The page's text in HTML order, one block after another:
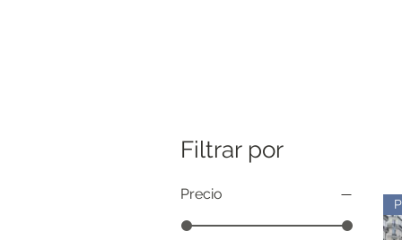
Filtrar por
Precio